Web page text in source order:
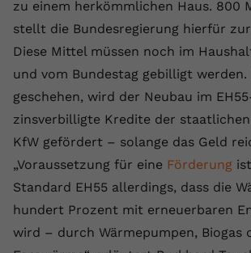
zu einem herkömmlichen Haus. 800
stellt die Bundesregierung hierfür zur
Diese Mittel müssen noch im
und vom Bundestag gebilligt werden.
geschehen, wird der Neubau im
zinsverbilligte Kredite der
KfW gefördert – solange das Geld
„Voraussetzung für eine Förderung
Standard EH55 allerdings, dass die
hundert Prozent mit erneuerbaren
wird – durch Wärmepumpen, Biogas
Laufzeit 1 Jahr
Zweck
Dieser Wert speichert
Einstellungen. Unter
zufällig generierte ID,
historische Speicherung
Webseiten-Betreiber
hat.
fe_typo_user
Anbieter VPB.de
Zweck
wiederzuerkennen und
Informationen zur
Website zu erfassen.
Name _gcl au
Google Ads
Laufzeit 90 Tage
Zweck
Conversion-Tracking
Werbeklicks der
Website zuzuordnen.
Cookie-Informationen
Externe Inhalte
Wir verwenden auf unserer Website
Name vuid
Laufzeit 2 Jahre
Vimeo installiert dieses
Tracking-Informationen
Cookie-Informationen